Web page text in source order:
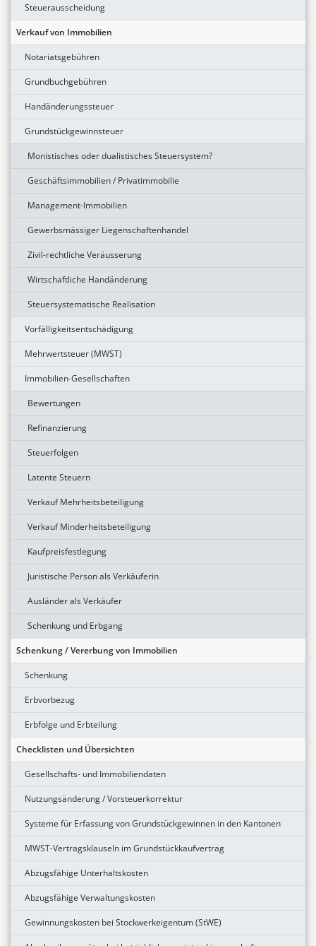
Steuerausscheidung
Verkauf von Immobilien
Notariatsgebühren
Grundbuchgebühren
Handänderungssteuer
Grundstückgewinnsteuer
Monistisches oder dualistisches Steuersystem?
Geschäftsimmobilien / Privatimmobilie
Management-Immobilien
Gewerbsmässiger Liegenschaftenhandel
Zivil-rechtliche Veräusserung
Wirtschaftliche Handänderung
Steuersystematische Realisation
Vorfälligkeitsentschädigung
Mehrwertsteuer (MWST)
Immobilien-Gesellschaften
Bewertungen
Refinanzierung
Steuerfolgen
Latente Steuern
Verkauf Mehrheitsbeteiligung
Verkauf Minderheitsbeteiligung
Kaufpreisfestlegung
Juristische Person als Verkäuferin
Ausländer als Verkäufer
Schenkung und Erbgang
Schenkung / Vererbung von Immobilien
Schenkung
Erbvorbezug
Erbfolge und Erbteilung
Checklisten und Übersichten
Gesellschafts- und Immobiliendaten
Nutzungsänderung / Vorsteuerkorrektur
Systeme für Erfassung von Grundstückgewinnen in den Kantonen
MWST-Vertragsklauseln im Grundstückkaufvertrag
Abzugsfähige Unterhaltskosten
Abzugsfähige Verwaltungskosten
Gewinnungskosten bei Stockwerkeigentum (StWE)